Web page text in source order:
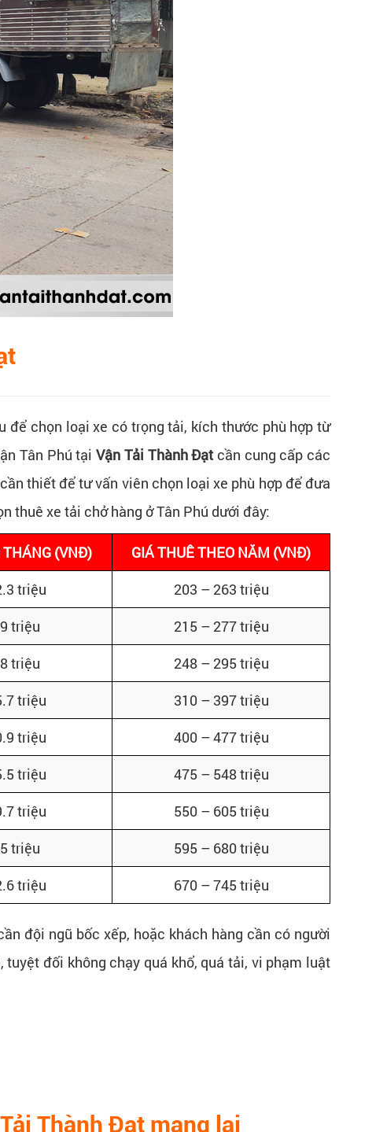
để chọn loại xe có trọng tải, kích thước phù hợp từ
Tân Phú tạiVận Tải Thành Đạt cần cung cấp các
thiết để tư vấn viên chọn loại xe phù hợp để đưa
thuê xe tải chở hàng ở Tân Phú dưới đây:
THÁNG (VNĐ)
GIÁ THUÊ THEO NĂM (VNĐ)
triệu
203 – 263 triệu
triệu
215 – 277 triệu
triệu
248 – 295 triệu
triệu
310 – 397 triệu
triệu
400 – 477 triệu
triệu
475 – 548 triệu
triệu
550 – 605 triệu
triệu
595 – 680 triệu
triệu 670 – 745 triệu
đội ngũ bốc xếp, hoặc khách hàng cần có người
tuyệt đối không chạy quá khổ, quá tải, vi phạm luật
Thành Đạt mang lại